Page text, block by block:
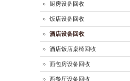
厨房设备回收
饭店设备回收
酒店设备回收
酒店饭店桌椅回收
面包房设备回收
西餐厅设备回收